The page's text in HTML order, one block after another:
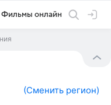
Фильмы онлайн
(Сменить регион)